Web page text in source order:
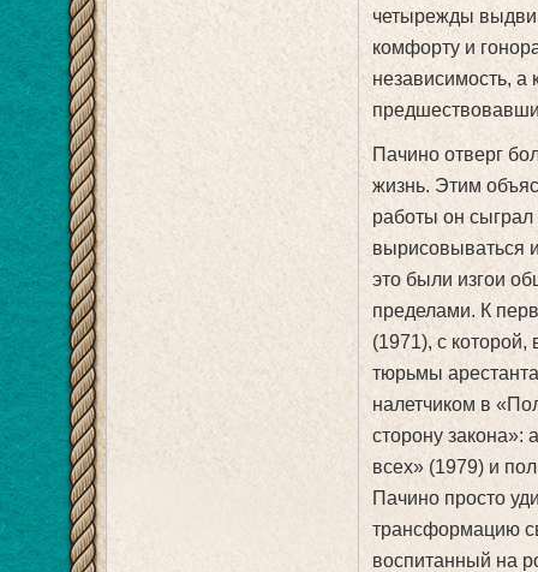
четырежды
комфорту и
независимость, а
Пачино отверг
жизнь. Этим
работы он
вырисовываться
это были изгои
пределами. К
(1971), с которой,
тюрьмы
налетчиком в
сторону закона»:
всех» (1979) и
Пачино просто
трансформацию
воспитанный на